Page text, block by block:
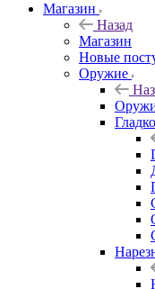
Магазин
Назад
Магазин
Новые
Оружие